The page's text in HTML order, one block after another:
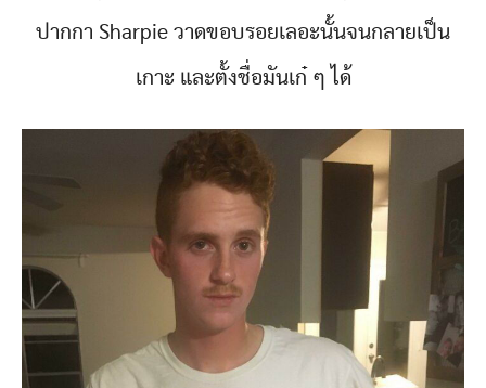
ปากกา Sharpie วาดขอบรอยเลอะนั้นจนกลายเป็น
เกาะ และตั้งชื่อมันเก๋ ๆ ได้